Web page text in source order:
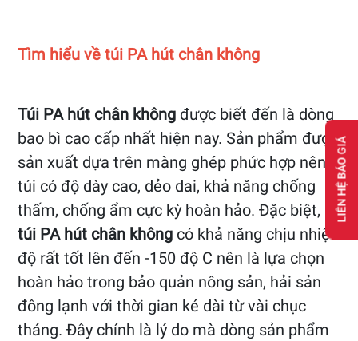
Tìm hiểu về túi PA hút chân không
Túi PA hút chân không được biết đến là dòng
bao bì cao cấp nhất hiện nay. Sản phẩm được
sản xuất dựa trên màng ghép phức hợp nên
túi có độ dày cao, dẻo dai, khả năng chống
thấm, chống ẩm cực kỳ hoàn hảo. Đặc biệt,
túi PA hút chân không có khả năng chịu nhiệt
độ rất tốt lên đến -150 độ C nên là lựa chọn
hoàn hảo trong bảo quản nông sản, hải sản
đông lạnh với thời gian ké dài từ vài chục
tháng. Đây chính là lý do mà dòng sản phẩm
LIÊN HỆ BÁO GIÁ